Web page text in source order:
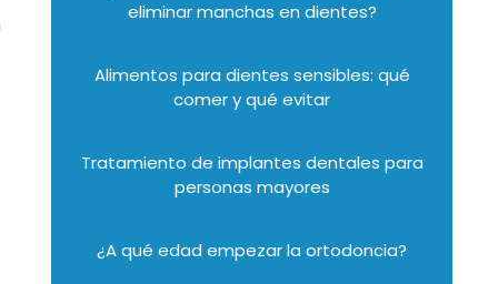
eliminar manchas en dientes?
Alimentos para dientes sensibles: qué
comer y qué evitar
Tratamiento de implantes dentales para
personas mayores
¿A qué edad empezar la ortodoncia?